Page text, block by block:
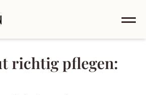
richtig pflegen: